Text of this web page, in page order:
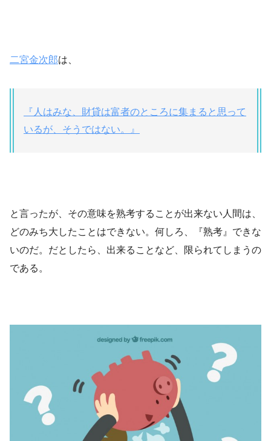
二宮金次郎は、
『人はみな、財貸は富者のところに集まると思って
いるが、そうではない。』
と言ったが、その意味を熟考することが出来ない人間は、
どのみち大したことはできない。何しろ、『熟考』できな
いのだ。だとしたら、出来ることなど、限られてしまうの
である。